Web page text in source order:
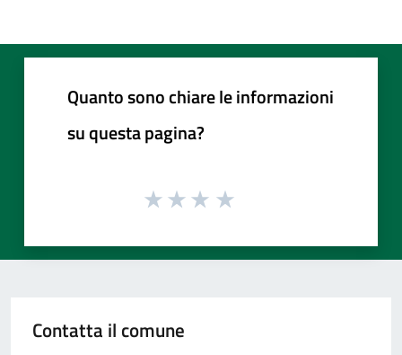
Quanto sono chiare le informazioni
su questa pagina?
Contatta il comune